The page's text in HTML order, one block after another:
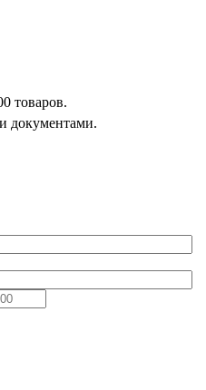
товаров.
документами.